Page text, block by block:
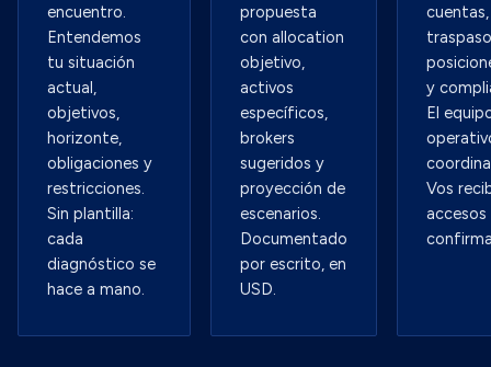
encuentro.
Entendemos
tu situación
actual,
objetivos,
horizonte,
obligaciones y
restricciones.
Sin plantilla:
cada
diagnóstico se
hace a mano.
propuesta
con allocation
objetivo,
activos
específicos,
brokers
sugeridos y
proyección de
escenarios.
Documentado
por escrito, en
USD.
cuentas,
y
El
Vos
accesos